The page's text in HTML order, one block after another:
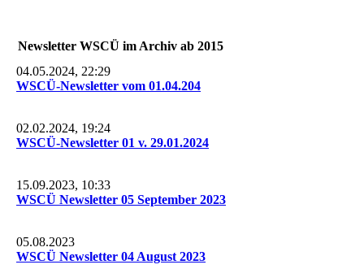
Newsletter WSCÜ im Archiv ab 2015
04.05.2024, 22:29
WSCÜ-Newsletter vom 01.04.204
02.02.2024, 19:24
WSCÜ-Newsletter 01 v. 29.01.2024
15.09.2023, 10:33
WSCÜ Newsletter 05 September 2023
05.08.2023
WSCÜ Newsletter 04 August 2023